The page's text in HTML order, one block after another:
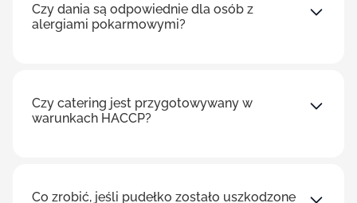
Czy dania są odpowiednie dla osób z
alergiami pokarmowymi?
Czy catering jest przygotowywany w
warunkach HACCP?
Co zrobić, jeśli pudełko zostało uszkodzone